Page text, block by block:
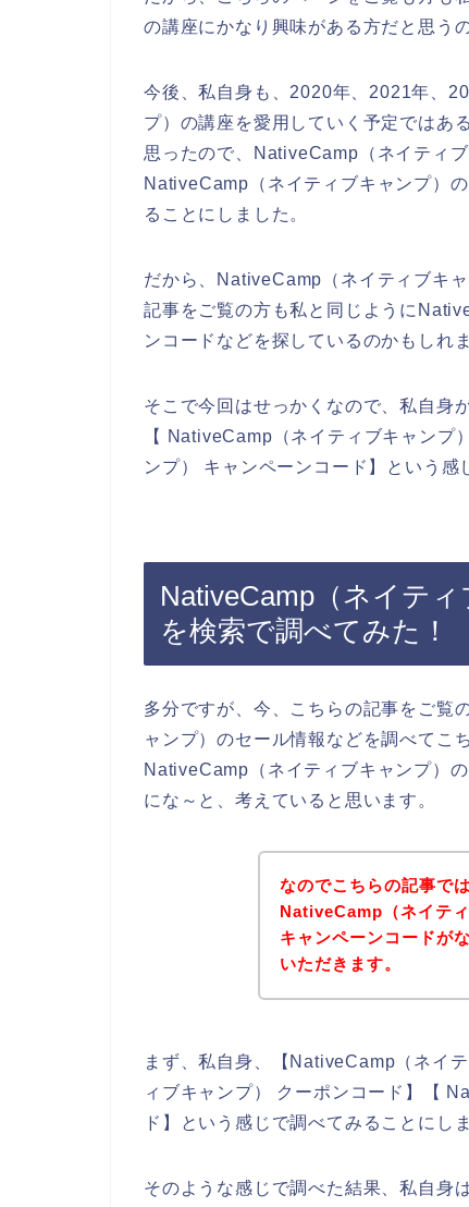
の講座にかなり興味がある方だと思う
今後、私自身も、2020年、2021年、
プ）の講座を愛用していく予定ではあ
思ったので、NativeCamp（ネイティ
NativeCamp（ネイティブキャンプ）
ることにしました。
だから、NativeCamp（ネイティブキ
記事をご覧の方も私と同じように
ンコードなどを探しているのかもしれ
そこで今回はせっかくなので、私自身
【 NativeCamp（ネイティブキャン
ンプ） キャンペーンコード】という感
NativeCamp（ネイテ
を検索で調べてみた！
多分ですが、今、こちらの記事をご覧
ャンプ）のセール情報などを調べてこ
NativeCamp（ネイティブキャンプ）
にな～と、考えていると思います。
なのでこちらの記事で
NativeCamp（ネイテ
キャンペーンコードが
いただきます。
まず、私自身、【NativeCamp（ネイ
ィブキャンプ） クーポンコード】【
ド】という感じで調べてみることにし
そのような感じで調べた結果、私自身